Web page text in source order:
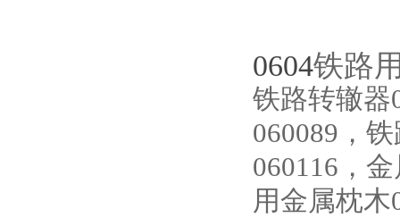
0604铁路
铁路转辙器
060089，
060116，
用金属枕木